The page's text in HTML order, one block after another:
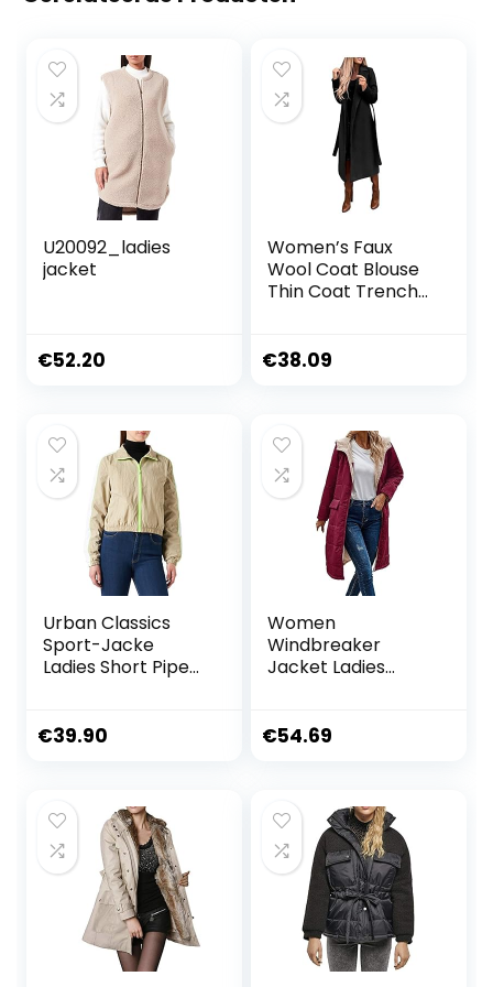
U20092_ladies
jacket
€52.20
Women’s Faux
Wool Coat Blouse
Thin Coat Trench
Belt Elegant
€38.09
Urban Classics
Sport-Jacke
Ladies Short Piped
dames jas/jack
€39.90
Women
Windbreaker
Jacket Ladies
Double Faced Long
Jacket
€54.69